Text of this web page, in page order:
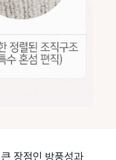
장점인 방풍성과